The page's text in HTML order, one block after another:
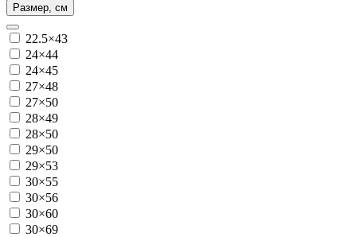
Размер, см
22.5×43
24×44
24×45
27×48
27×50
28×49
28×50
29×50
29×53
30×55
30×56
30×60
30×69